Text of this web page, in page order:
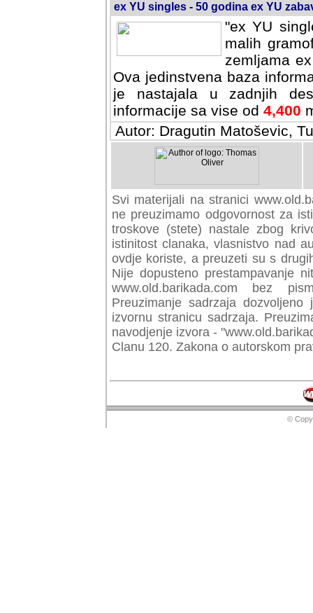
ex YU singles - 50 godina ex YU
"ex YU
malih
zemljama
Ova jedinstvena baza
je nastajala u zadnjih
informacije sa vise od 4,400
Autor: Dragutin Matoševic,
Svi materijali na stranici
preuzimamo odgovornost za
troskove (stete) nastale zbog
istinitost clanaka, vlasnistvo nad
ovdje koriste, a preuzeti su s
Nije dopusteno prestampavanje
www.old.barikada.com bez
Preuzimanje sadrzaja
izvornu stranicu sadrzaja.
navodjenje izvora -
Clanu 120. Zakona o autorskom
©